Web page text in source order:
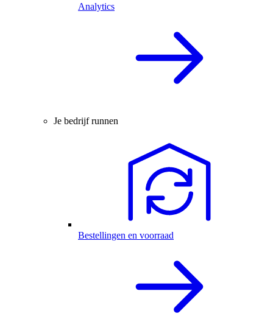
Analytics
Je bedrijf runnen
Bestellingen en voorraad